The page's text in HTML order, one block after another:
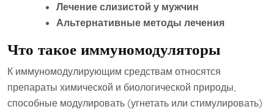
Лечение слизистой у мужчин
Альтернативные методы лечения
Что такое иммуномодуляторы
К иммуномодулирующим средствам относятся
препараты химической и биологической природы,
способные модулировать (угнетать или стимулировать)